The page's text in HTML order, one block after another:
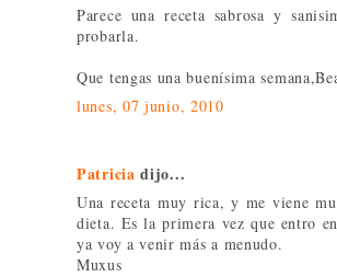
Parece una receta sabrosa y
probarla.
Que tengas una buenísima
lunes, 07 junio, 2010
Patricia dijo...
Una receta muy rica, y me viene
dieta. Es la primera vez que entro
ya voy a venir más a menudo.
Muxus